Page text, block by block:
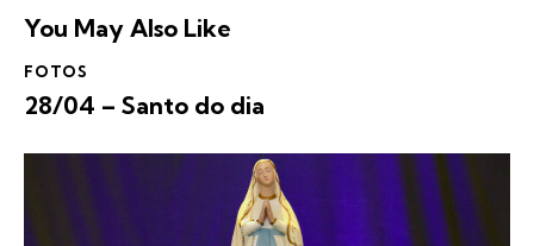
You May Also Like
FOTOS
28/04 – Santo do dia